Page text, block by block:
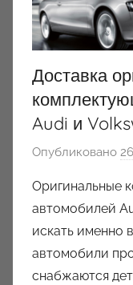
Доставка
Audi и
Опубликовано
Оригинальные
автомобилей
искать именно
автомобили
снабжаются